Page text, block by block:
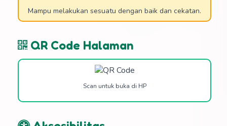
Mampu melakukan sesuatu dengan baik dan cekatan.
QR Code Halaman
Scan untuk buka di HP